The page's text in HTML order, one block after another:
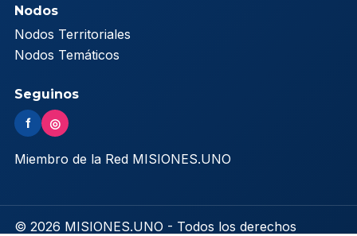
Nodos
Nodos Territoriales
Nodos Temáticos
Seguinos
f ◎
Miembro de la Red MISIONES.UNO
© 2026 MISIONES.UNO - Todos los derechos